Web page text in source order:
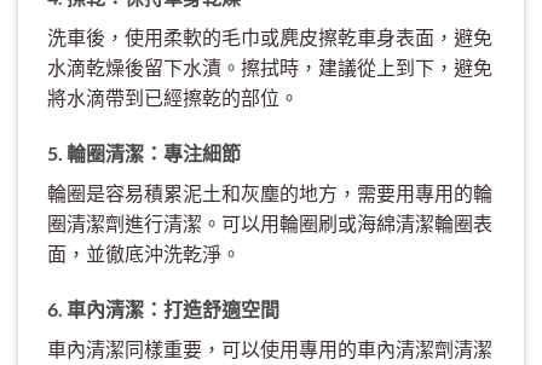
洗車後，使用柔軟的毛巾或麂皮擦乾車身表面，避免
水滴乾燥後留下水漬。擦拭時，建議從上到下，避免
將水滴帶到已經擦乾的部位。
5. 輪圈清潔：專注細節
輪圈是容易積累泥土和灰塵的地方，需要用專用的輪
圈清潔劑進行清潔。可以用輪圈刷或海綿清潔輪圈表
面，並徹底沖洗乾淨。
6. 車內清潔：打造舒適空間
車內清潔同樣重要，可以使用專用的車內清潔劑清潔